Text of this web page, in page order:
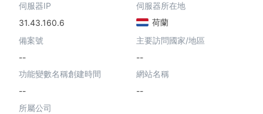
伺服器IP
31.43.160.6
伺服器所在地
荷蘭
備案號
--
主要訪問國家/地區
--
功能變數名稱創建時間
--
網站名稱
--
所屬公司